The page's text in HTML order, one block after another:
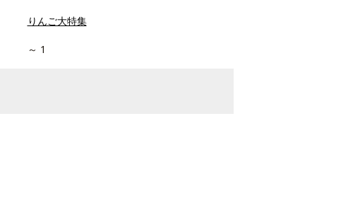
りんご大特集
～ 1